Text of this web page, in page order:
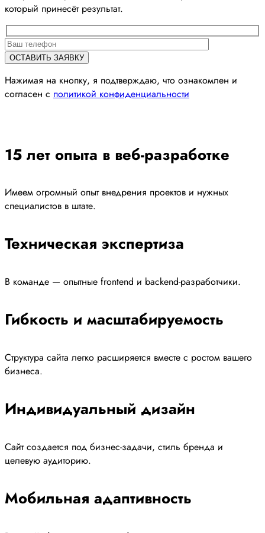
который принесёт результат.
Нажимая на кнопку, я подтверждаю, что ознакомлен и
согласен с политикой конфиденциальности
15 лет опыта в веб-разработке
Имеем огромный опыт внедрения проектов и нужных
специалистов в штате.
Техническая экспертиза
В команде — опытные frontend и backend-разработчики.
Гибкость и масштабируемость
Структура сайта легко расширяется вместе с ростом вашего
бизнеса.
Индивидуальный дизайн
Сайт создается под бизнес-задачи, стиль бренда и
целевую аудиторию.
Мобильная адаптивность